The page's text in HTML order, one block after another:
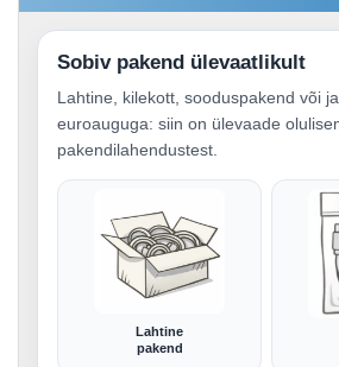
Sobiv pakend ülevaatlikult
Lahtine, kilekott, sooduspakend või
euroauguga: siin on ülevaade
pakendilahendustest.
Lahtine
pakend